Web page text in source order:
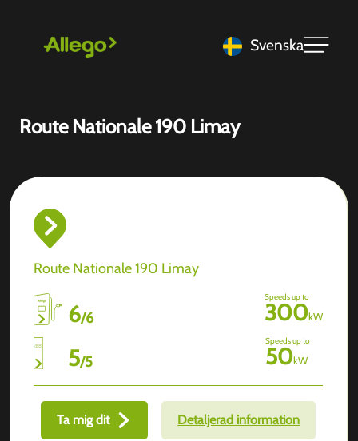
Svenska
Route Nationale 190 Limay
Route Nationale 190 Limay
6/6
Speeds up to
300kW
5/5
Speeds up to
50kW
Ta mig dit Detaljerad information